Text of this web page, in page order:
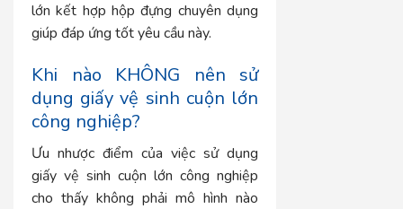
lớn kết hợp hộp đựng chuyên dụng
giúp đáp ứng tốt yêu cầu này.
Khi nào KHÔNG nên sử
dụng giấy vệ sinh cuộn lớn
công nghiệp?
Ưu nhược điểm của việc sử dụng
giấy vệ sinh cuộn lớn công nghiệp
cho thấy không phải mô hình nào